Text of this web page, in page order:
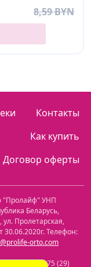
8,59 BYN
Контакты
Как купить
Договор оферты
"Пролайф" УНП
Беларусь,
,ул. Пролетарская,
Телефон:
orto.com
Телефон: +375 (29)